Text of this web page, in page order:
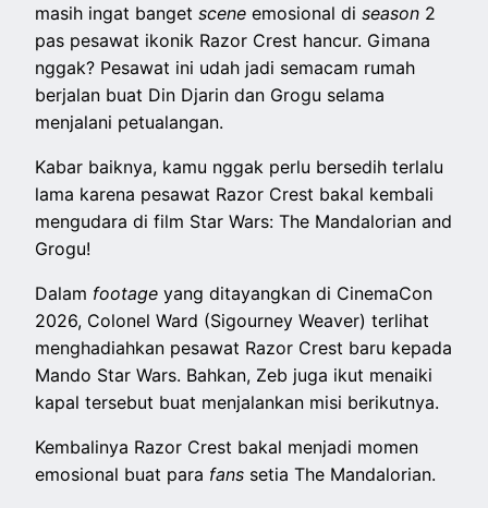
masih ingat bangetsceneemosional diseason 2
pas pesawat ikonik Razor Crest hancur. Gimana
nggak? Pesawat ini udah jadi semacam rumah
berjalan buat Din Djarin dan Grogu selama
menjalani petualangan.
Kabar baiknya, kamu nggak perlu bersedih terlalu
lama karena pesawat Razor Crest bakal kembali
mengudara di film Star Wars: The Mandalorian and
Grogu!
Dalam footageyang ditayangkan di CinemaCon
2026, Colonel Ward (Sigourney Weaver) terlihat
menghadiahkan pesawat Razor Crest baru kepada
Mando Star Wars. Bahkan, Zeb juga ikut menaiki
kapal tersebut buat menjalankan misi berikutnya.
Kembalinya Razor Crest bakal menjadi momen
emosional buat para fans setia The Mandalorian.